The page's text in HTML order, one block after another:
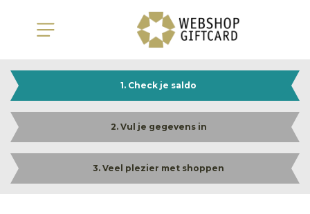
1. Check je saldo
2. Vul je gegevens in
3. Veel plezier met shoppen